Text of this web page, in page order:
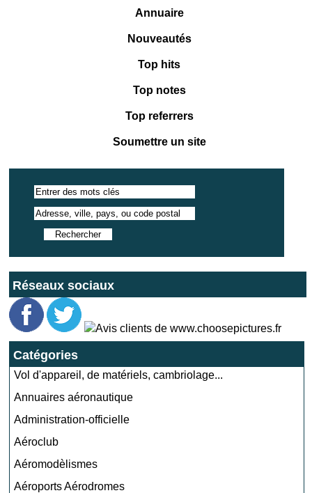
Annuaire
Nouveautés
Top hits
Top notes
Top referrers
Soumettre un site
Réseaux sociaux
Catégories
Vol d'appareil, de matériels, cambriolage...
Annuaires aéronautique
Administration-officielle
Aéroclub
Aéromodèlismes
Aéroports Aérodromes